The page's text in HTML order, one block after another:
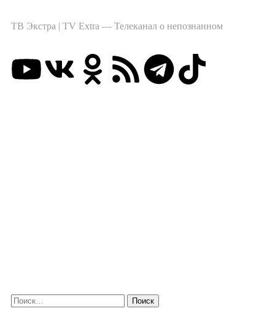
ТВ Экстра | TV Extra — Телеканал о непознанном